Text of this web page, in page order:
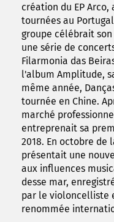
création du EP
tournées au
groupe célébrait
une série de
Filarmonia das
l'album Amplitude,
même année,
tournée en Chine.
marché
entreprenait sa
2018. En octobre de
présentait une
aux influences
desse mar,
par le violoncelliste
renommée